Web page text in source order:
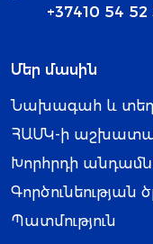
+37410 54 52
Մեր մասին
Նախագահ և
ՀԱՄԿ-ի
Խորհրդի
Գործունեության
Պատմություն